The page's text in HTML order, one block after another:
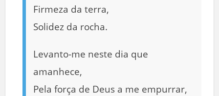
Firmeza da terra,
Solidez da rocha.
Levanto-me neste dia que
amanhece,
Pela força de Deus a me empurrar,